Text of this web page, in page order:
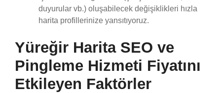
duyurular vb.) oluşabilecek değişiklikleri hızla
harita profillerinize yansıtıyoruz.
Yüreğir Harita SEO ve
Pingleme Hizmeti Fiyatını
Etkileyen Faktörler